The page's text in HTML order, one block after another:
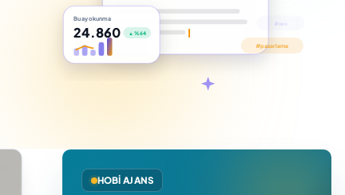
Bu ay okunma
24.860 ▲ %64
HOBI AJANS